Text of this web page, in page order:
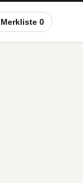
Merkliste 0